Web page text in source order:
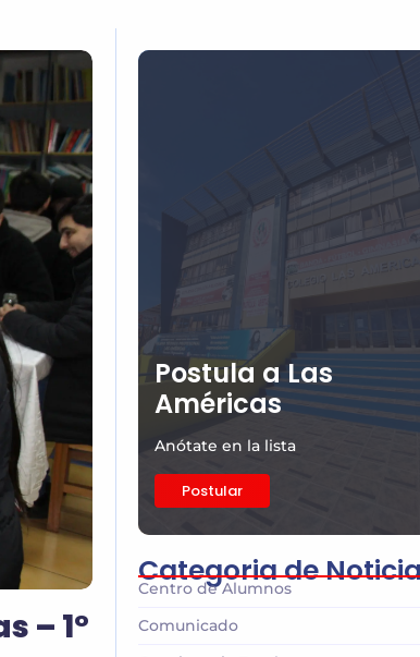
– 1°
Postula a Las
Américas
Anótate en la lista
Postular
Categoria de
Centro de Alumnos
Comunicado